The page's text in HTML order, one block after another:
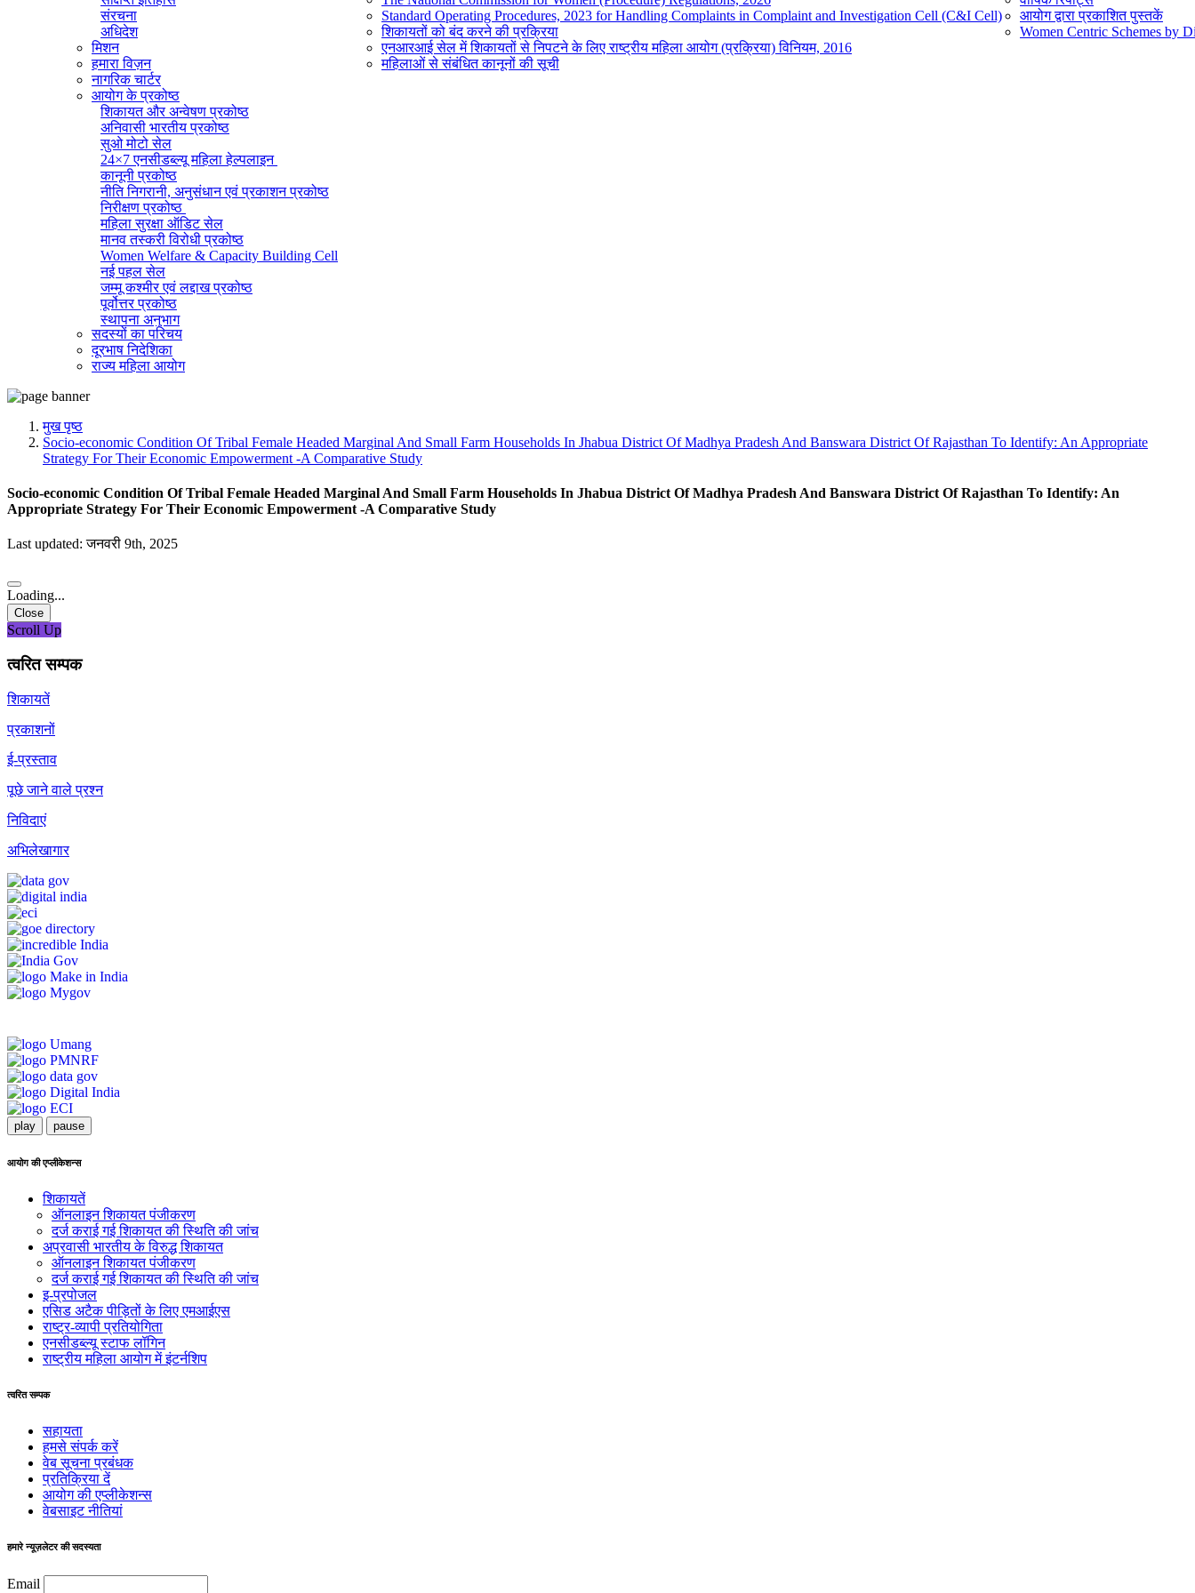
संरचना
अधिदेश
मिशन
हमारा विज़न
नागरिक चार्टर
आयोग के प्रकोष्ठ
शिकायत और अन्वेषण प्रकोष्ठ
अनिवासी भारतीय प्रकोष्ठ
सुओ मोटो सेल
24×7 एनसीडब्ल्यू महिला हेल्पलाइन
कानूनी प्रकोष्ठ
नीति निगरानी, ​​अनुसंधान एवं प्रकाशन प्रकोष्ठ
निरीक्षण प्रकोष्ठ
महिला सुरक्षा ऑडिट सेल
मानव तस्करी विरोधी प्रकोष्ठ
Women Welfare & Capacity Building Cell
नई पहल सेल
जम्मू कश्मीर एवं लद्दाख प्रकोष्ठ
पूर्वोत्तर प्रकोष्ठ
स्थापना अनुभाग
व्यवस्थापक अनुभाग (सामान्य)
सूचना का अधिकार प्रकोष्ठ
राजभाषा प्रकोष्ठ
सदस्यों का परिचय
दूरभाष निदेशिका
राज्य महिला आयोग
Standard Operating Procedures, 2023 for Handling Complaints in Complaint and Investigation Cell (C&I Cell)
शिकायतों को बंद करने की प्रक्रिया
एनआरआई सेल में शिकायतों से निपटने के लिए राष्ट्रीय महिला आयोग (प्रक्रिया) विनियम, 2016
महिलाओं से संबंधित कानूनों की सूची
आयोग द्वारा प्रकाशित पुस्तकें
Women Centric Schemes by
मुख पृष्ठ
Socio-economic Condition Of Tribal Female Headed Marginal And Small Farm Households In Jhabua District Of Madhya Pradesh And Banswara District Of Rajasthan To Identify: An Appropriate
Strategy For Their Economic Empowerment -A Comparative Study
Socio-economic Condition Of Tribal Female Headed Marginal And Small Farm Households In Jhabua District Of Madhya Pradesh And Banswara District Of Rajasthan To Identify: An
Appropriate Strategy For Their Economic Empowerment -A Comparative Study
Last updated: जनवरी 9th, 2025
Loading...
Close
Scroll Up
त्वरित सम्पक
शिकायतें
प्रकाशनों
ई-प्रस्ताव
पूछे जाने वाले प्रश्न
निविदाएं
अभिलेखागार
play pause
आयोग की एप्लीकेशन्स
शिकायतें
ऑनलाइन शिकायत पंजीकरण
दर्ज कराई गई शिकायत की स्थिति की जांच
अप्रवासी भारतीय के विरुद्ध शिकायत
ऑनलाइन शिकायत पंजीकरण
दर्ज कराई गई शिकायत की स्थिति की जांच
इ-प्रपोजल
एसिड अटैक पीड़ितों के लिए एमआईएस
राष्ट्र-व्यापी प्रतियोगिता
एनसीडब्ल्यू स्टाफ लॉगिन
राष्ट्रीय महिला आयोग में इंटर्नशिप
त्वरित सम्पक
सहायता
हमसे संपर्क करें
वेब सूचना प्रबंधक
प्रतिक्रिया दें
आयोग की एप्लीकेशन्स
वेबसाइट नीतियां
हमारे न्यूज़लेटर की सदस्यता
Email